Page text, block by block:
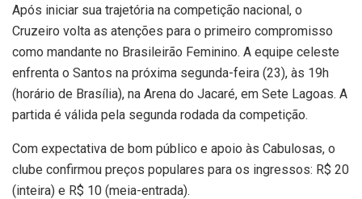
Após iniciar sua trajetória na competição nacional, o
Cruzeiro volta as atenções para o primeiro compromisso
como mandante no Brasileirão Feminino. A equipe celeste
enfrenta o Santos na próxima segunda-feira (23), às 19h
(horário de Brasília), na Arena do Jacaré, em Sete Lagoas. A
partida é válida pela segunda rodada da competição.
Com expectativa de bom público e apoio às Cabulosas, o
clube confirmou preços populares para os ingressos: R$ 20
(inteira) e R$ 10 (meia-entrada).